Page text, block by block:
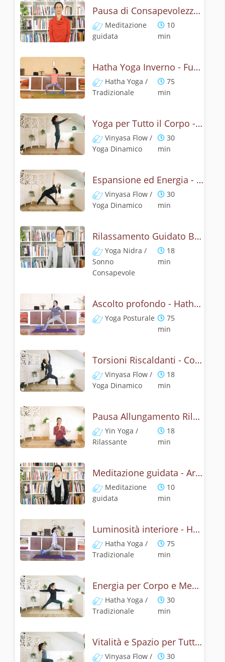
Pausa di Consapevolezza - Meditazione Mindfulness
Meditazione
guidata
10
min
Hatha Yoga Inverno - Fuoco Interiore con Mudra
Hatha Yoga /
Tradizionale
75
min
Yoga per Tutto il Corpo - Slow Flow con Ujjai
Vinyasa Flow /
Yoga Dinamico
30
min
Espansione ed Energia - Yoga Dinamico Posturale
Vinyasa Flow /
Yoga Dinamico
30
min
Rilassamento Guidato Bosco nella Neve - Yoga Nidra Inverno
Yoga Nidra /
Sonno
Consapevole
18
min
Ascolto profondo - Hatha Yoga Posturale
Yoga Posturale
75
min
Torsioni Riscaldanti - Core Vinyasa Yoga
Vinyasa Flow /
Yoga Dinamico
18
min
Pausa Allungamento Rilassante - Yin per Tutto il Corpo
Yin Yoga /
Rilassante
18
min
Meditazione guidata - Armonia e Libertà con Padma Mudra
Meditazione
guidata
10
min
Luminosità interiore - Hatha Yoga
Hatha Yoga /
Tradizionale
75
min
Energia per Corpo e Mente con Hatha Yoga
Hatha Yoga /
Tradizionale
30
min
Vitalità e Spazio per Tutto il Corpo
Vinyasa Flow /
30